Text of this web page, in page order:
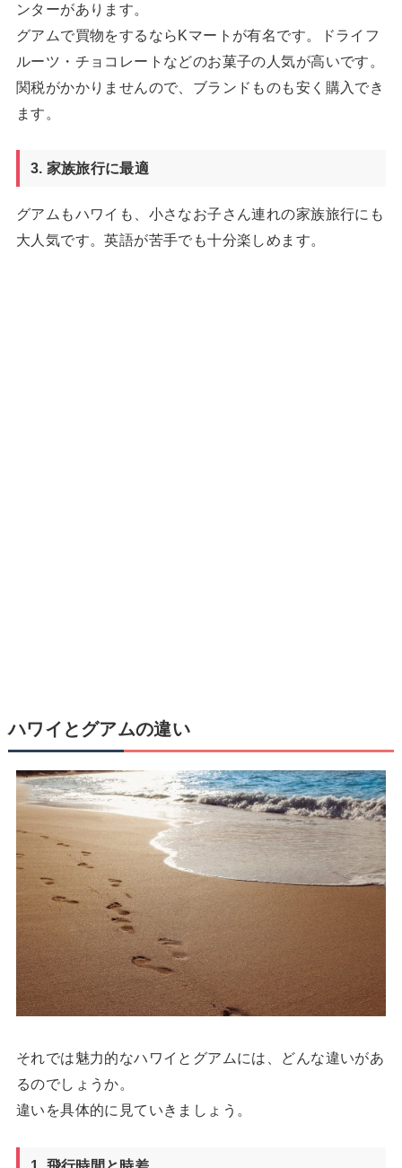
ンターがあります。
グアムで買物をするならKマートが有名です。ドライフ
ルーツ・チョコレートなどのお菓子の人気が高いです。
関税がかかりませんので、ブランドものも安く購入でき
ます。
3. 家族旅行に最適
グアムもハワイも、小さなお子さん連れの家族旅行にも
大人気です。英語が苦手でも十分楽しめます。
ハワイとグアムの違い
それでは魅力的なハワイとグアムには、どんな違いがあ
るのでしょうか。
違いを具体的に見ていきましょう。